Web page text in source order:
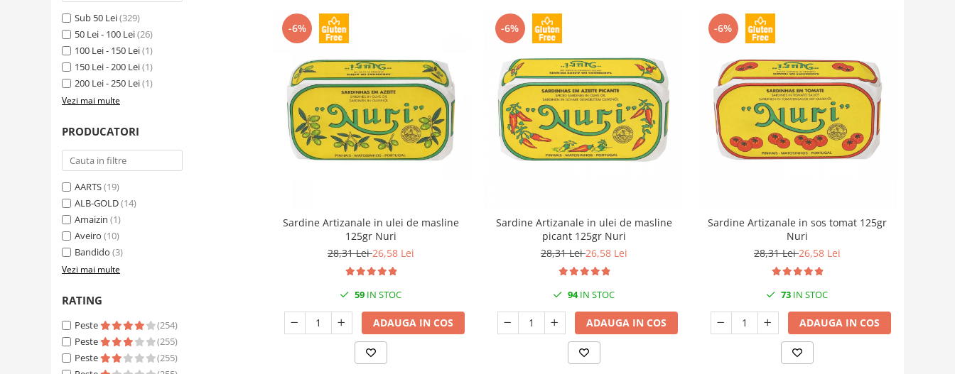
Sub 50 Lei(329)
50 Lei - 100 Lei(26)
100 Lei - 150 Lei(1)
150 Lei - 200 Lei(1)
200 Lei - 250 Lei(1)
Vezi mai multe
PRODUCATORI
AARTS(19)
ALB-GOLD(14)
Amaizin (1)
Aveiro (10)
Bandido (3)
Vezi mai multe
RATING
Peste
(254)
Peste
(255)
Peste
(255)
-6%
Sardine Artizanale in ulei de masline
125gr Nuri
28,31 Lei26,58 Lei
59 IN STOC
ADAUGA IN COS
-6%
Sardine Artizanale in ulei de masline
picant 125gr Nuri
28,31 Lei26,58 Lei
94IN STOC
ADAUGA IN COS
-6%
Sardine Artizanale in sos tomat 125gr
Nuri
28,31 Lei26,58 Lei
73 IN STOC
ADAUGA IN COS